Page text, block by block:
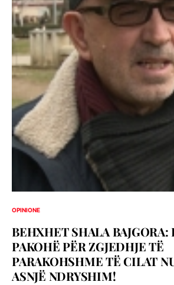
OPINIONE
BEHXHET SHALA BAJGORA:
PAKOHË PËR ZGJEDHJE TË
PARAKOHSHME TË CILAT
ASNJË NDRYSHIM!